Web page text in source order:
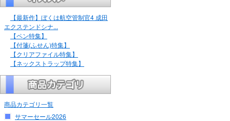
【最新作】ぼくは航空管制官4 成田
エクステンドシナ...
【ペン特集】
【付箋(ふせん)特集】
【クリアファイル特集】
【ネックストラップ特集】
商品カテゴリ一覧
サマーセール2026